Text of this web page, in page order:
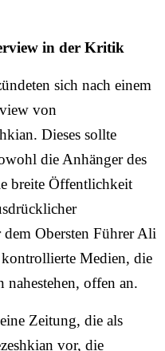
in der Kritik
sich nach einem
von
Dieses sollte
die Anhänger des
breite Öffentlichkeit
Obersten Führer Ali
Medien, die
nahestehen, offen an.
Zeitung, die als
vor, die